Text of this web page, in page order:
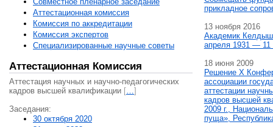
Аттестационная комисcия
Комиссия по аккредитации
Комиссия экспертов
Специализированные научные советы
Аттестационная Комиссия
Аттестация научных и научно-педагогических
кадров высшей квалификации […]
Заседания:
30 октября 2020
прикладное
13 ноября 2016
Академик
апреля 1931 — 11
18 июня 2009
Решение X
ассоциации
аттестации
кадров высшей
2009 г.,
пуща»,